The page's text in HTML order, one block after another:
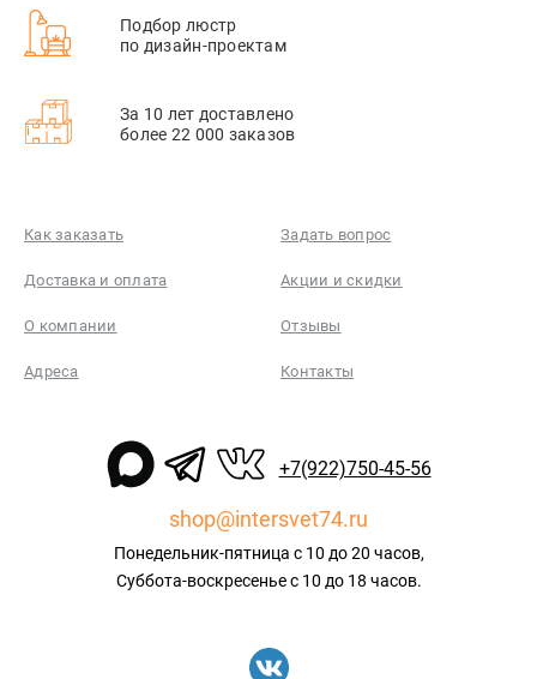
Подбор люстр
по дизайн-проектам
За 10 лет доставлено
более 22 000 заказов
Как заказать Задать вопрос
Доставка и оплата Акции и скидки
О компании Отзывы
Адреса Контакты
+7(922)750-45-56
shop@intersvet74.ru
Понедельник-пятница с 10 до 20 часов,
Суббота-воскресенье с 10 до 18 часов.